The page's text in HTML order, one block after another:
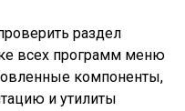
раздел
всех программ меню
компоненты,
и утилиты